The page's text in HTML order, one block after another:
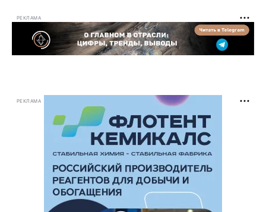
РЕКЛАМА
РЕКЛАМА